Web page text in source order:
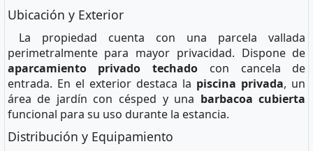
Ubicación y Exterior
La propiedad cuenta con una parcela vallada
perimetralmente para mayor privacidad. Dispone de
aparcamiento privado techado con cancela de
entrada. En el exterior destaca la piscina privada, un
área de jardín con césped y una barbacoa cubierta
funcional para su uso durante la estancia.
Distribución y Equipamiento